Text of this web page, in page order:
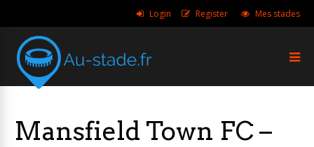
Login Register Mes stades
Mansfield Town FC –